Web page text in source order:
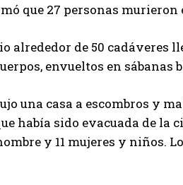
que 27 personas murieron
alrededor de 50 cadáveres
envueltos en sábanas
una casa a escombros y
había sido evacuada de la
y 11 mujeres y niños.